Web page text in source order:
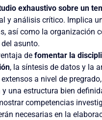
exhaustivo sobre un
y análisis crítico. Implica
así como la organización
asunto.
de fomentar la
, la síntesis de datos y la
a nivel de
una estructura bien
competencias
necesarias en la